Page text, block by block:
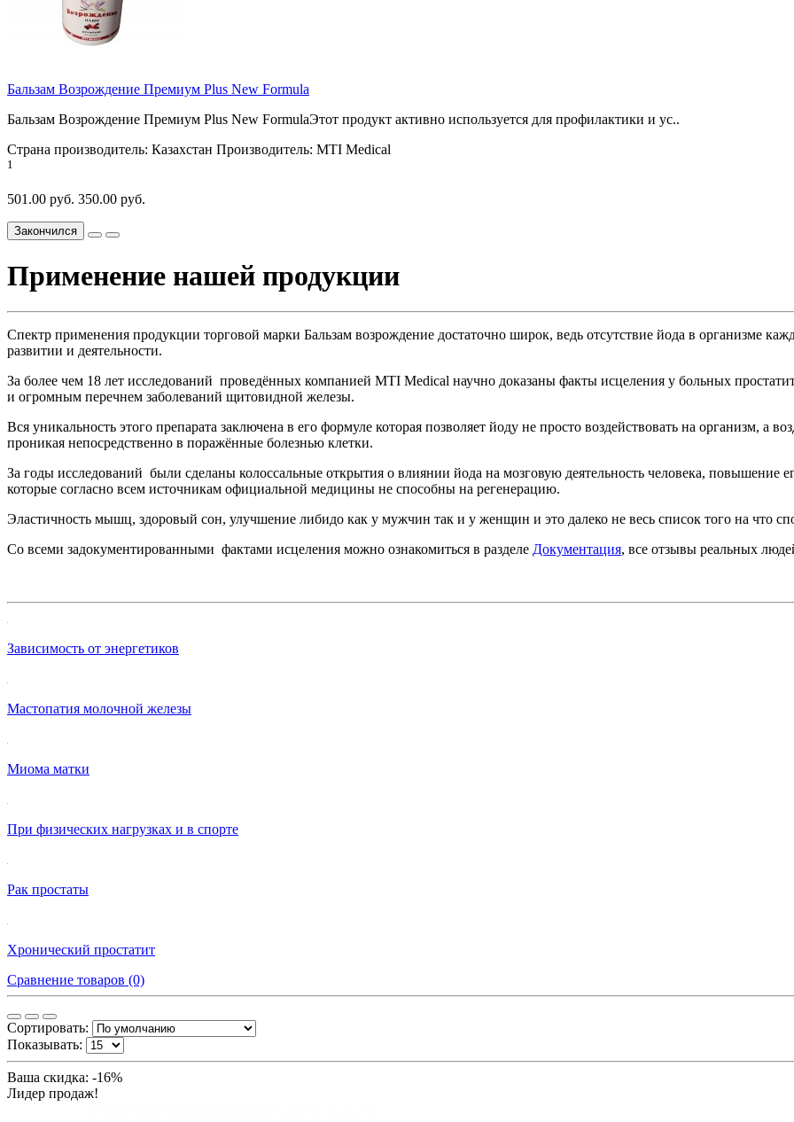
Бальзам Возрождение Премиум Plus New Formula
Бальзам Возрождение Премиум Plus New FormulaЭтот продукт активно используется для профилактики и ус..
Страна производитель: Казахстан Производитель: MTI Medical
1
501.00 руб. 350.00 руб.
Закончился
Применение нашей продукции
Спектр применения продукции торговой марки Бальзам возрождение достаточно широк, ведь отсутствие йода в организме
развитии и деятельности.
За более чем 18 лет исследований проведённых компанией MTI Medical научно доказаны факты исцеления у больных
и огромным перечнем заболеваний щитовидной железы.
Вся уникальность этого препарата заключена в его формуле которая позволяет йоду не просто воздействовать на организм, а
проникая непосредственно в поражённые болезнью клетки.
За годы исследований были сделаны колоссальные открытия о влиянии йода на мозговую деятельность человека, повышение
которые согласно всем источникам официальной медицины не способны на регенерацию.
Эластичность мышц, здоровый сон, улучшение либидо как у мужчин так и у женщин и это далеко не весь список того на что
Со всеми задокументированными фактами исцеления можно ознакомиться в разделе Документация, все отзывы реальных
Зависимость от энергетиков
Мастопатия молочной железы
Миома матки
При физических нагрузках и в спорте
Рак простаты
Хронический простатит
Сравнение товаров (0)
Сортировать:
Показывать:
Ваша скидка: -16%
Лидер продаж!